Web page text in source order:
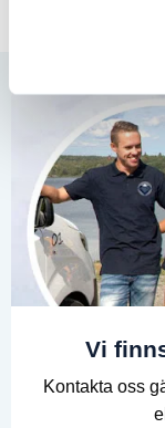
Vi
Kontakta oss